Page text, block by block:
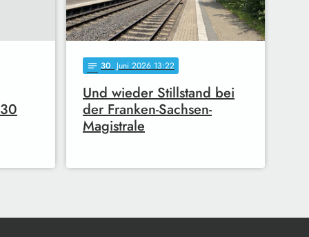
notes 30. Juni 2026 13:22
Und wieder Stillstand bei
der Franken-Sachsen-
Magistrale